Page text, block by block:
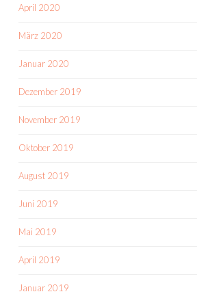
April 2020
März 2020
Januar 2020
Dezember 2019
November 2019
Oktober 2019
August 2019
Juni 2019
Mai 2019
April 2019
Januar 2019